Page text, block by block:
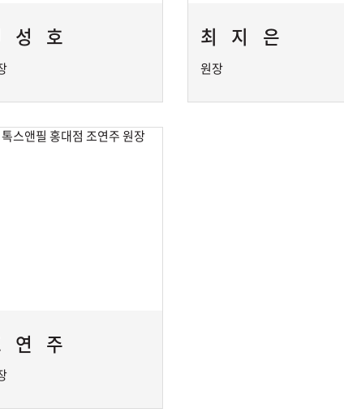
성호 최지은
원장
연주